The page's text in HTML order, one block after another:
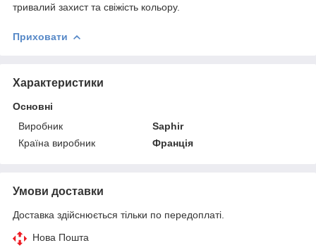
тривалий захист та свіжість кольору.
Приховати
Характеристики
Основні
Виробник
Saphir
Країна виробник
Франція
Умови доставки
Доставка здійснюється тільки по передоплаті.
Нова Пошта